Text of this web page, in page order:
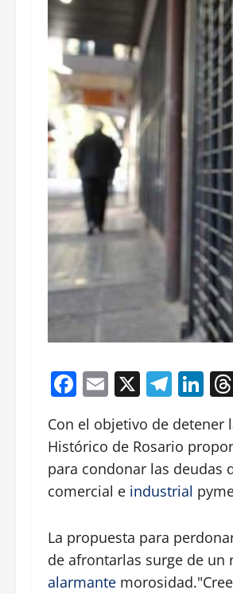
Facebook
Email
X
Con el objetivo de detener
Histórico de Rosario
para condonar las deudas
comercial e industrial
La propuesta para
de afrontarlas surge de
alarmante